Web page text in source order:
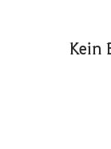
Kein